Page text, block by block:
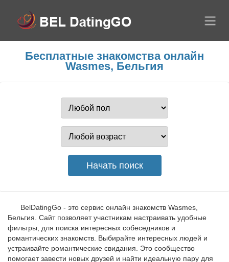
Бесплатные знакомства онлайн
Wasmes, Бельгия
BelDatingGo - это сервис онлайн знакомств Wasmes,
Бельгия. Сайт позволяет участникам настраивать удобные
фильтры, для поиска интересных собеседников и
романтических знакомств. Выбирайте интересных людей и
устраивайте романтические свидания. Это сообщество
помогает завести новых друзей и найти идеальную пару для